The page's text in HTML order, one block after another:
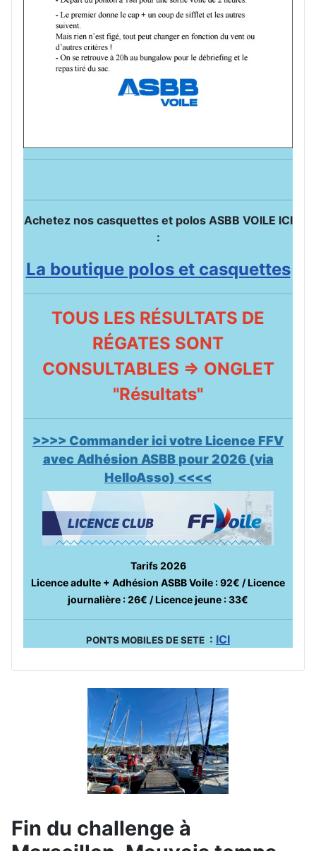
Achetez nos casquettes et polos ASBB VOILE ICI
:
La boutique polos et casquettes
TOUS LES RÉSULTATS DE
RÉGATES SONT
CONSULTABLES => ONGLET
"Résultats"
>>>> Commander ici votre Licence FFV
avec Adhésion ASBB pour 2026 (via
HelloAsso) <<<<
Tarifs 2026
Licence adulte + Adhésion ASBB Voile : 92€ / Licence
journalière : 26€ / Licence jeune : 33€
PONTS MOBILES DE SETE : ICI
Fin du challenge à